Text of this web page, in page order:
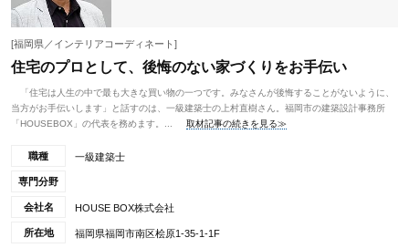
[福岡県／インテリアコーディネート]
住宅のプロとして、後悔のない家づくりをお手伝い
「住宅は人生の中で最も大きな買い物の一つです。みなさんが後悔することがないように、
当方がお手伝いします」と話すのは、一級建築士の上村直樹さん。福岡市の建築設計事務所
「HOUSEBOX」の代表を務めます。...
取材記事の続きを見る≫
職種 一級建築士
専門分野
会社名 HOUSE BOX株式会社
所在地 福岡県福岡市南区桧原1-35-1-1F